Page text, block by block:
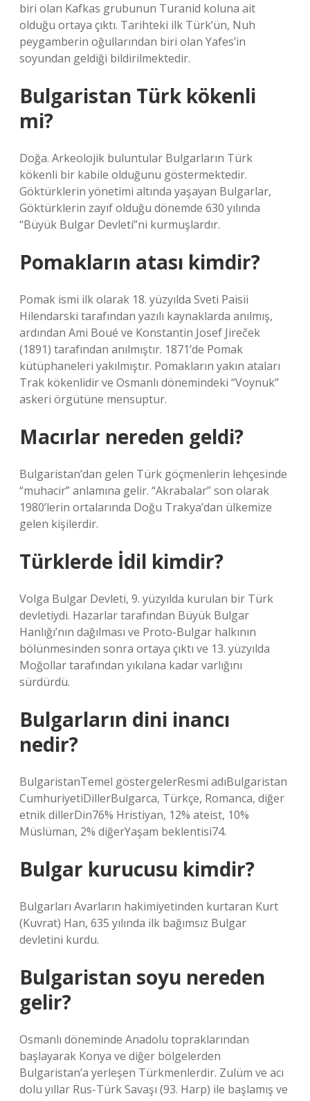
biri olan Kafkas grubunun Turanid koluna ait
olduğu ortaya çıktı. Tarihteki ilk Türk’ün, Nuh
peygamberin oğullarından biri olan Yafes’in
soyundan geldiği bildirilmektedir.
Bulgaristan Türk kökenli
mi?
Doğa. Arkeolojik buluntular Bulgarların Türk
kökenli bir kabile olduğunu göstermektedir.
Göktürklerin yönetimi altında yaşayan Bulgarlar,
Göktürklerin zayıf olduğu dönemde 630 yılında
“Büyük Bulgar Devleti”ni kurmuşlardır.
Pomakların atası kimdir?
Pomak ismi ilk olarak 18. yüzyılda Sveti Paisii
Hilendarski tarafından yazılı kaynaklarda anılmış,
ardından Ami Boué ve Konstantin Josef Jireček
(1891) tarafından anılmıştır. 1871’de Pomak
kütüphaneleri yakılmıştır. Pomakların yakın ataları
Trak kökenlidir ve Osmanlı dönemindeki “Voynuk”
askeri örgütüne mensuptur.
Macırlar nereden geldi?
Bulgaristan’dan gelen Türk göçmenlerin lehçesinde
“muhacir” anlamına gelir. “Akrabalar” son olarak
1980’lerin ortalarında Doğu Trakya’dan ülkemize
gelen kişilerdir.
Türklerde İdil kimdir?
Volga Bulgar Devleti, 9. yüzyılda kurulan bir Türk
devletiydi. Hazarlar tarafından Büyük Bulgar
Hanlığı’nın dağılması ve Proto-Bulgar halkının
bölünmesinden sonra ortaya çıktı ve 13. yüzyılda
Moğollar tarafından yıkılana kadar varlığını
sürdürdü.
Bulgarların dini inancı
nedir?
BulgaristanTemel göstergelerResmi adıBulgaristan
CumhuriyetiDillerBulgarca, Türkçe, Romanca, diğer
etnik dillerDin76% Hristiyan, 12% ateist, 10%
Müslüman, 2% diğerYaşam beklentisi74.
Bulgar kurucusu kimdir?
Bulgarları Avarların hakimiyetinden kurtaran Kurt
(Kuvrat) Han, 635 yılında ilk bağımsız Bulgar
devletini kurdu.
Bulgaristan soyu nereden
gelir?
Osmanlı döneminde Anadolu topraklarından
başlayarak Konya ve diğer bölgelerden
Bulgaristan’a yerleşen Türkmenlerdir. Zulüm ve acı
dolu yıllar Rus-Türk Savaşı (93. Harp) ile başlamış ve